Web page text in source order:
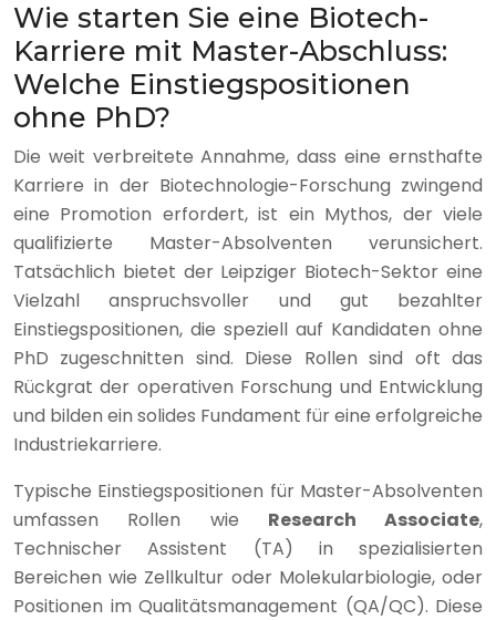
Wie starten Sie eine Biotech-
Karriere mit Master-Abschluss:
Welche Einstiegspositionen
ohne PhD?
Die weit verbreitete Annahme, dass eine ernsthafte
Karriere in der Biotechnologie-Forschung zwingend
eine Promotion erfordert, ist ein Mythos, der viele
qualifizierte Master-Absolventen verunsichert.
Tatsächlich bietet der Leipziger Biotech-Sektor eine
Vielzahl anspruchsvoller und gut bezahlter
Einstiegspositionen, die speziell auf Kandidaten ohne
PhD zugeschnitten sind. Diese Rollen sind oft das
Rückgrat der operativen Forschung und Entwicklung
und bilden ein solides Fundament für eine erfolgreiche
Industriekarriere.
Typische Einstiegspositionen für Master-Absolventen
umfassen Rollen wie Research Associate,
Technischer Assistent (TA) in spezialisierten
Bereichen wie Zellkultur oder Molekularbiologie, oder
Positionen im Qualitätsmanagement (QA/QC). Diese